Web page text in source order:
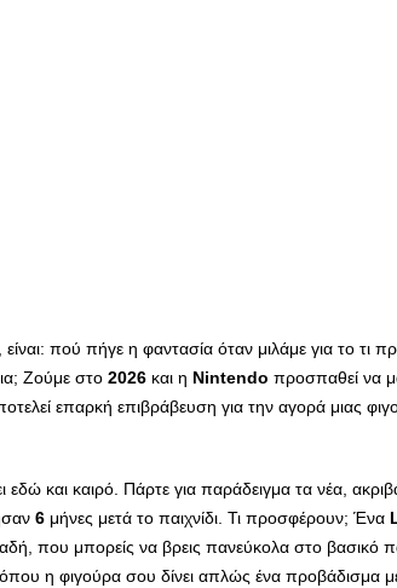
πού πήγε η φαντασία όταν μιλάμε για το τι
Ζούμε στο 2026 και η Nintendo προσπαθεί να
επαρκή επιβράβευση για την αγορά μιας
και καιρό. Πάρτε για παράδειγμα τα νέα,
6 μήνες μετά το παιχνίδι. Τι προσφέρουν; Ένα
που μπορείς να βρεις πανεύκολα στο βασικό
, όπου η φιγούρα σου δίνει απλώς ένα προβάδισμα